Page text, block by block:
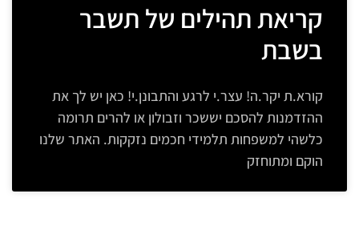
קריאת תהילים של תשבר
בשבת
קורא.ת יקר.ה! עצר.י לרגע והתבונן.י! כאן יש לך את
ההזדמנות להסכם יששכר וזבולון או להרים תרומה
כלשהי למשפחות תלמידי חכמים נזקקות. האתר שלנו
הוקם ומתוחזק